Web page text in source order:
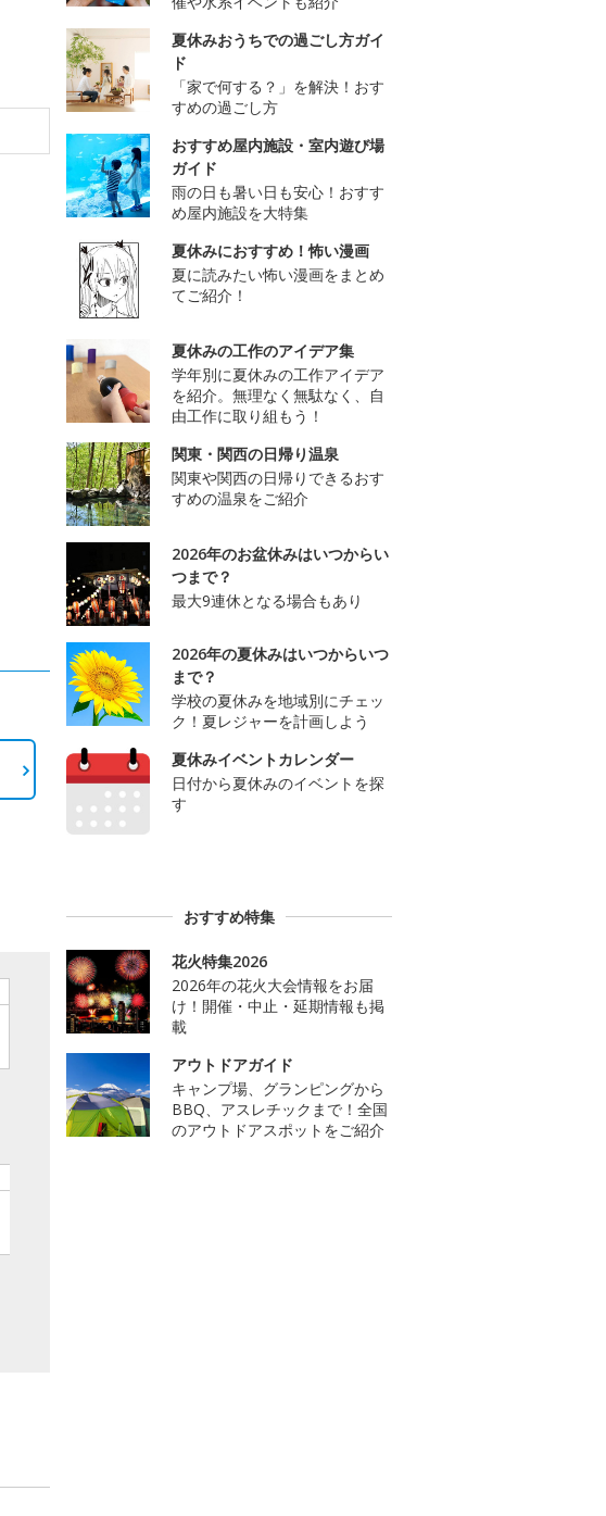
夏休みおうちでの過ごし方ガイ
ド
「家で何する？」を解決！おす
すめの過ごし方
おすすめ屋内施設・室内遊び場
ガイド
雨の日も暑い日も安心！おすす
め屋内施設を大特集
夏休みにおすすめ！怖い漫画
夏に読みたい怖い漫画をまとめ
てご紹介！
夏休みの工作のアイデア集
学年別に夏休みの工作アイデア
を紹介。無理なく無駄なく、自
由工作に取り組もう！
関東・関西の日帰り温泉
関東や関西の日帰りできるおす
すめの温泉をご紹介
2026年のお盆休みはいつからい
つまで？
最大9連休となる場合もあり
2026年の夏休みはいつからいつ
まで？
学校の夏休みを地域別にチェッ
ク！夏レジャーを計画しよう
夏休みイベントカレンダー
日付から夏休みのイベントを探
す
おすすめ特集
花火特集2026
2026年の花火大会情報をお届
け！開催・中止・延期情報も掲
載
アウトドアガイド
キャンプ場、グランピングから
BBQ、アスレチックまで！全国
のアウトドアスポットをご紹介